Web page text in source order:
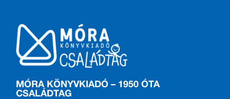
MÓRA KÖNYVKIADÓ – 1950 ÓTA
CSALÁDTAG